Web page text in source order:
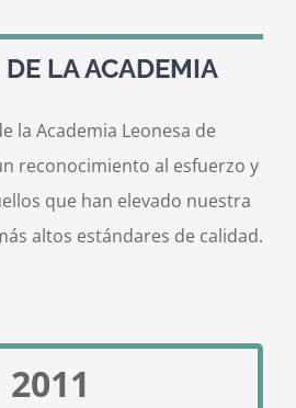
ContactoLA ACADEMIA
la Academia Leonesa de
reconocimiento al esfuerzo y
que han elevado nuestra
altos estándares de calidad.
2011